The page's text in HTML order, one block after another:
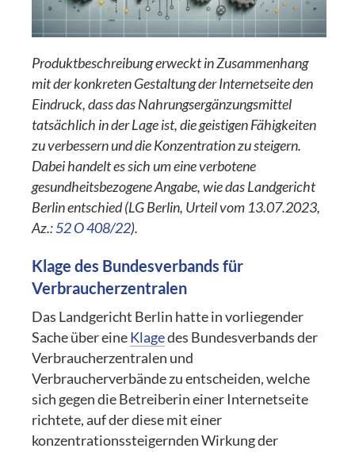
Produktbeschreibung erweckt in Zusammenhang
mit der konkreten Gestaltung der Internetseite den
Eindruck, dass das Nahrungsergänzungsmittel
tatsächlich in der Lage ist, die geistigen Fähigkeiten
zu verbessern und die Konzentration zu steigern.
Dabei handelt es sich um eine verbotene
gesundheitsbezogene Angabe, wie das Landgericht
Berlin entschied (LG Berlin, Urteil vom 13.07.2023,
Az.:52 O 408/22).
Klage des Bundesverbands für
Verbraucherzentralen
Das Landgericht Berlin hatte in vorliegender
Sache über eineKlagedes Bundesverbands der
Verbraucherzentralen und
Verbraucherverbände zu entscheiden, welche
sich gegen die Betreiberin einer Internetseite
richtete, auf der diese mit einer
konzentrationssteigernden Wirkung der